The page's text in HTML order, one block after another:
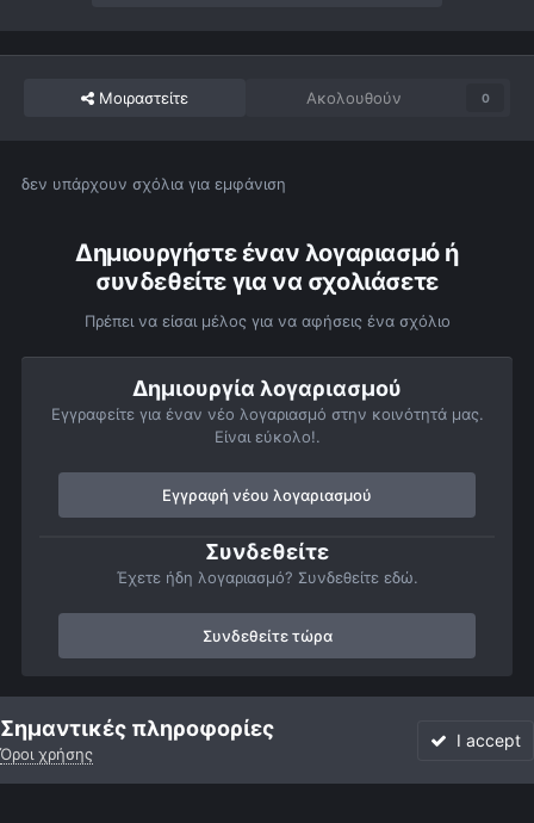
Μοιραστείτε Ακολουθούν 0
δεν υπάρχουν σχόλια για εμφάνιση
Δημιουργήστε έναν λογαριασμό ή
συνδεθείτε για να σχολιάσετε
Πρέπει να είσαι μέλος για να αφήσεις ένα σχόλιο
Δημιουργία λογαριασμού
Εγγραφείτε για έναν νέο λογαριασμό στην κοινότητά μας.
Είναι εύκολο!.
Εγγραφή νέου λογαριασμού
Συνδεθείτε
Έχετε ήδη λογαριασμό? Συνδεθείτε εδώ.
Συνδεθείτε τώρα
Αρχή Αστροφωτογραφίες Βαθύς Ουρανός
Σημαντικές πληροφορίες
Όροι χρήσης
I accept
Forum